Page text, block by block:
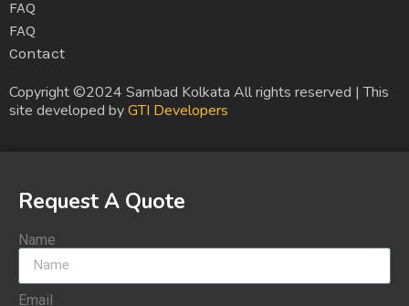
FAQ
FAQ
Contact
Copyright ©2024 Sambad Kolkata All rights reserved | This
site developed byGTI Developers
Request A Quote
Name
Email